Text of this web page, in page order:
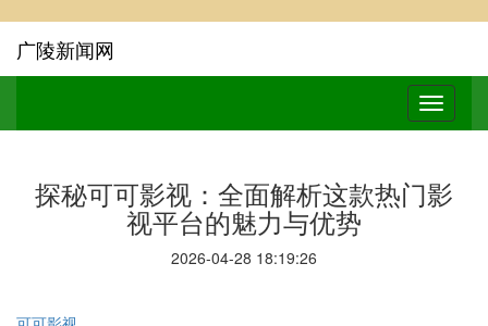
广陵新闻网
探秘可可影视：全面解析这款热门影
视平台的魅力与优势
2026-04-28 18:19:26